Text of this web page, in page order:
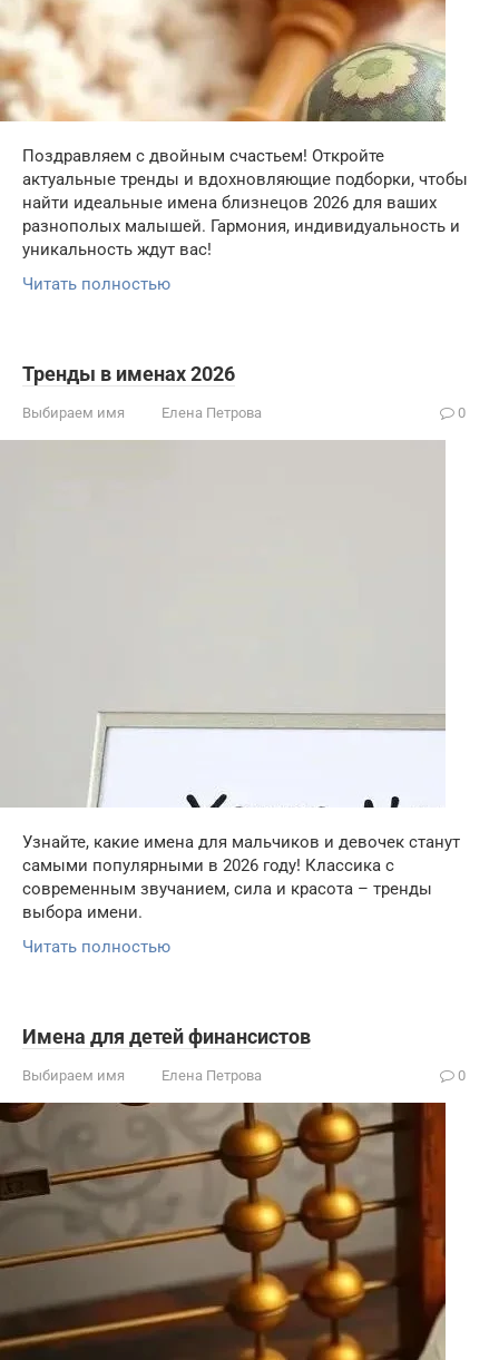
Поздравляем с двойным счастьем! Откройте
актуальные тренды и вдохновляющие подборки, чтобы
найти идеальные имена близнецов 2026 для ваших
разнополых малышей. Гармония, индивидуальность и
уникальность ждут вас!
Читать полностью
Тренды в именах 2026
Выбираем имя Елена Петрова 0
Узнайте, какие имена для мальчиков и девочек станут
самыми популярными в 2026 году! Классика с
современным звучанием, сила и красота – тренды
выбора имени.
Читать полностью
Имена для детей финансистов
Выбираем имя Елена Петрова 0